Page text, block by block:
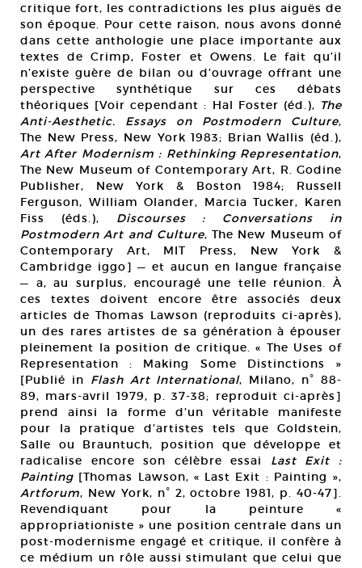
critique fort, les contradictions les plus aiguës de
son époque. Pour cette raison, nous avons donné
dans cette anthologie une place importante aux
textes de Crimp, Foster et Owens. Le fait qu’il
n’existe guère de bilan ou d’ouvrage offrant une
perspective synthétique sur ces débats
théoriques [Voir cependant : Hal Foster (éd.), The
Anti-Aesthetic. Essays on Postmodern Culture,
The New Press, New York 1983; Brian Wallis (éd.),
Art After Modernism : Rethinking Representation,
The New Museum of Contemporary Art, R. Godine
Publisher, New York & Boston 1984; Russell
Ferguson, William Olander, Marcia Tucker, Karen
Fiss (éds.), Discourses : Conversations in
Postmodern Art and Culture, The New Museum of
Contemporary Art, MIT Press, New York &
Cambridge iggo] — et aucun en langue française
— a, au surplus, encouragé une telle réunion. À
ces textes doivent encore être associés deux
articles de Thomas Lawson (reproduits ci-après),
un des rares artistes de sa génération à épouser
pleinement la position de critique. « The Uses of
Representation : Making Some Distinctions »
[Publié in Flash Art International, Milano, n° 88-
89, mars-avril 1979, p. 37-38; reproduit ci-après]
prend ainsi la forme d’un véritable manifeste
pour la pratique d’artistes tels que Goldstein,
Salle ou Brauntuch, position que développe et
radicalise encore son célèbre essai Last Exit :
Painting [Thomas Lawson, « Last Exit : Painting »,
Artforum, New York, n° 2, octobre 1981, p. 40-47].
Revendiquant pour la peinture «
appropriationiste » une position centrale dans un
post-modernisme engagé et critique, il confère à
ce médium un rôle aussi stimulant que celui que